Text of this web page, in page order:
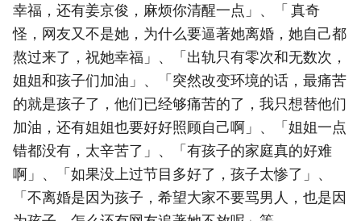
幸福，还有姜京俊，麻烦你清醒一点」、「 真奇
怪，网友又不是她，为什么要逼著她离婚，她自己都
熬过来了，祝她幸福」、「出轨只有零次和无数次，
姐姐和孩子们加油」、「突然改变环境的话，最痛苦
的就是孩子了，他们已经够痛苦的了，我只想替他们
加油，还有姐姐也要好好照顾自己啊」、「姐姐一点
错都没有，太辛苦了」、「有孩子的家庭真的好难
啊」、「如果没上过节目多好了，孩子太惨了」、
「不离婚是因为孩子，希望大家不要骂男人，也是因